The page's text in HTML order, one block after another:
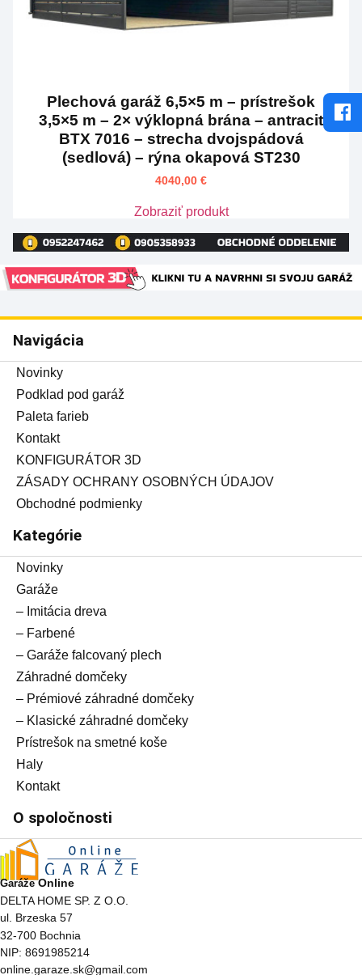
Plechová garáž 6,5×5 m – prístrešok
3,5×5 m – 2× výklopná brána – antracit
BTX 7016 – strecha dvojspádová
(sedlová) – rýna okapová ST230
4040,00 €
Zobraziť produkt
Navigácia
Novinky
Podklad pod garáž
Paleta farieb
Kontakt
KONFIGURÁTOR 3D
ZÁSADY OCHRANY OSOBNÝCH ÚDAJOV
Obchodné podmienky
Kategórie
Novinky
Garáže
– Imitácia dreva
– Farbené
– Garáže falcovaný plech
Záhradné domčeky
– Prémiové záhradné domčeky
– Klasické záhradné domčeky
Prístrešok na smetné koše
Haly
Kontakt
O spoločnosti
GarážeOnline
DELTA HOME SP. Z O.O.
ul. Brzeska 57
32-700 Bochnia
NIP: 8691985214
online.garaze.sk@gmail.com